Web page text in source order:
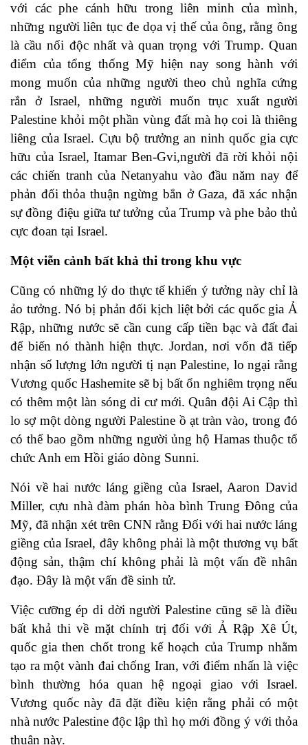
với các phe cánh hữu trong liên minh của mình,
những người liên tục đe dọa vị thế của ông, rằng ông
là cầu nối độc nhất và quan trọng với Trump. Quan
điểm của tổng thống Mỹ hiện nay song hành với
mong muốn của những người theo chủ nghĩa cứng
rắn ở Israel, những người muốn trục xuất người
Palestine khỏi một phần vùng đất mà họ coi là thiêng
liêng của Israel. Cựu bộ trưởng an ninh quốc gia cực
hữu của Israel, Itamar Ben-Gvi,người đã rời khỏi nội
các chiến tranh của Netanyahu vào đầu năm nay để
phản đối thỏa thuận ngừng bắn ở Gaza, đã xác nhận
sự đồng điệu giữa tư tưởng của Trump và phe bảo thủ
cực đoan tại Israel.
Một viễn cảnh bất khả thi trong khu vực
Cũng có những lý do thực tế khiến ý tưởng này chỉ là
ảo tưởng. Nó bị phản đối kịch liệt bởi các quốc gia Ả
Rập, những nước sẽ cần cung cấp tiền bạc và đất đai
để biến nó thành hiện thực. Jordan, nơi vốn đã tiếp
nhận số lượng lớn người tị nạn Palestine, lo ngại rằng
Vương quốc Hashemite sẽ bị bất ổn nghiêm trọng nếu
có thêm một làn sóng di cư mới. Quân đội Ai Cập thì
lo sợ một dòng người Palestine ồ ạt tràn vào, trong đó
có thể bao gồm những người ủng hộ Hamas thuộc tổ
chức Anh em Hồi giáo dòng Sunni.
Nói về hai nước láng giềng của Israel, Aaron David
Miller, cựu nhà đàm phán hòa bình Trung Đông của
Mỹ, đã nhận xét trên CNN rằng Đối với hai nước láng
giềng của Israel, đây không phải là một thương vụ bất
động sản, thậm chí không phải là một vấn đề nhân
đạo. Đây là một vấn đề sinh tử.
Việc cưỡng ép di dời người Palestine cũng sẽ là điều
bất khả thi về mặt chính trị đối với Ả Rập Xê Út,
quốc gia then chốt trong kế hoạch của Trump nhằm
tạo ra một vành đai chống Iran, với điểm nhấn là việc
bình thường hóa quan hệ ngoại giao với Israel.
Vương quốc này đã đặt điều kiện rằng phải có một
nhà nước Palestine độc lập thì họ mới đồng ý với thỏa
thuận này.